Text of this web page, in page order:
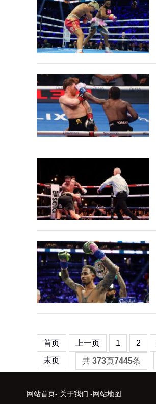
首页 上一页 1 2
末页
共 373页7445条
网站首页- 关于我们 -网站地图